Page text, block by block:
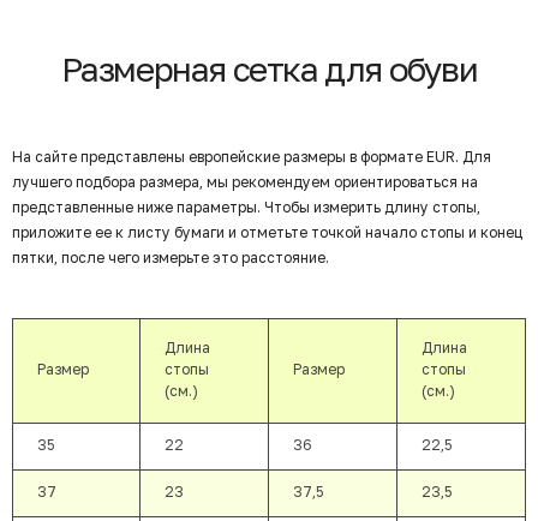
Размерная сетка для обуви
На сайте представлены европейские размеры в формате EUR. Для
лучшего подбора размера, мы рекомендуем ориентироваться на
представленные ниже параметры. Чтобы измерить длину стопы,
приложите ее к листу бумаги и отметьте точкой начало стопы и конец
пятки, после чего измерьте это расстояние.
Размер
Длина
стопы
(см.)
Размер
Длина
стопы
(см.)
35 22 36 22,5
37 23 37,5 23,5